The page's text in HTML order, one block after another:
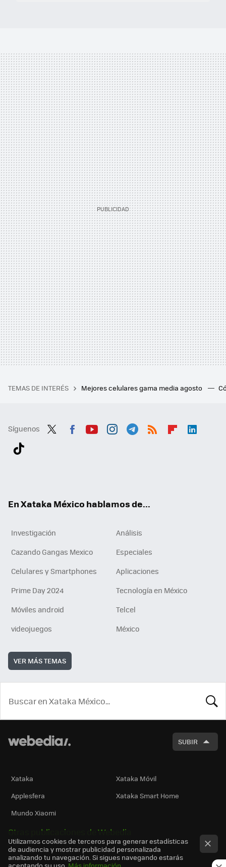
TEMAS DE INTERÉS Mejores celulares gama media agosto
Síguenos
En Xataka México hablamos de...
Investigación
Análisis
Cazando Gangas Mexico
Especiales
Celulares y Smartphones
Aplicaciones
Prime Day 2024
Tecnología en México
Móviles android
Telcel
videojuegos
México
VER MÁS TEMAS
SUBIR
Xataka
Xataka Móvil
Applesfera
Xataka Smart Home
Mundo Xiaomi
Otras publicaciones de Webedia
Utilizamos cookies de terceros para generar estadísticas
de audiencia y mostrar publicidad personalizada
analizando tu navegación. Si sigues navegando estarás